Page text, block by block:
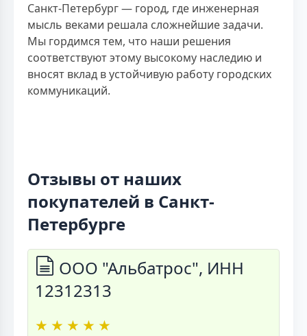
Санкт-Петербург — город, где инженерная
мысль веками решала сложнейшие задачи.
Мы гордимся тем, что наши решения
соответствуют этому высокому наследию и
вносят вклад в устойчивую работу городских
коммуникаций.
Отзывы от наших
покупателей в Санкт-
Петербурге
ООО "Альбатрос", ИНН
12312313
★ ★ ★ ★ ★